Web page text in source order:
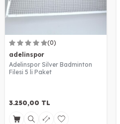
(0)
adelinspor
Adelinspor Silver Badminton
Filesi 5 li Paket
3.250,00 TL